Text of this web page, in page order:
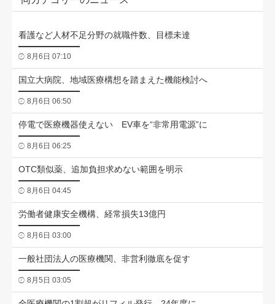
看護など人材不足分野の就職件数、目標未達
8月6日 07:10
国立大病院、地域医療構想を踏まえた機能検討へ
8月6日 06:50
停電で医療機器使えない EV車を“非常用電源”に
8月6日 06:25
OTC類似薬、追加負担求めない範囲を明示
8月6日 04:45
労働者健康安全機構、経常損失13億円
8月6日 03:00
一般社団法人の医療機関、非営利徹底を促す
8月5日 03:05